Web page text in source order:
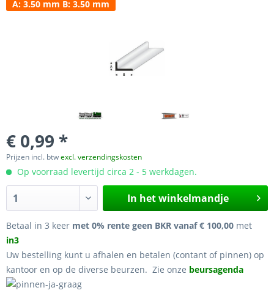
A: 3.50 mm B: 3.50 mm
€ 0,99 *
Prijzen incl. btwexcl. verzendingskosten
Op voorraad levertijd circa 2 - 5 werkdagen.
In het winkelmandje
Betaal in 3 keer met 0% rente geen BKR vanaf € 100,00 met
in3
Uw bestelling kunt u afhalen en betalen (contant of pinnen) op
kantoor en op de diverse beurzen. Zie onze beursagenda